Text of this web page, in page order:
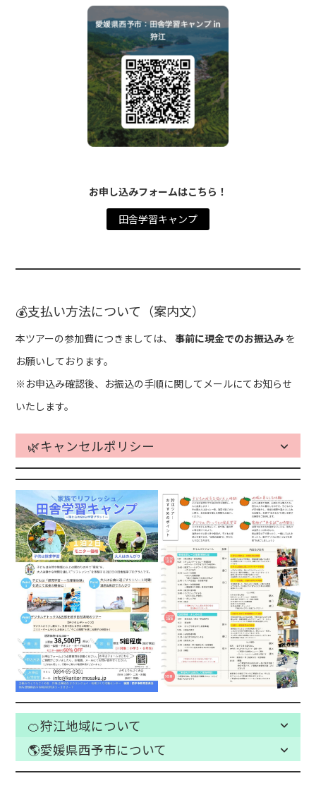
お申し込みフォームはこちら！
田舎学習キャンプ
💰支払い方法について（案内文）
本ツアーの参加費につきましては、 事前に現金でのお振込みを
お願いしております。
※お申込み確認後、お振込の手順に関してメールにてお知らせ
いたします。
🌿キャンセルポリシー
🍊狩江地域について
🌎愛媛県西予市について